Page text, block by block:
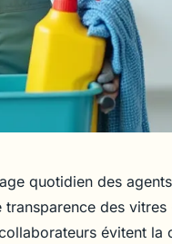
quotidien des agents
des vitres
évitent la